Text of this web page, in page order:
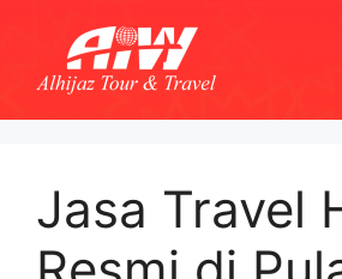
content
Jasa Travel